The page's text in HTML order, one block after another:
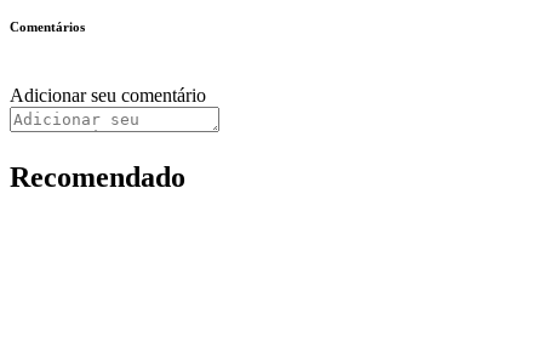
Comentários
Adicionar seu comentário
Recomendado